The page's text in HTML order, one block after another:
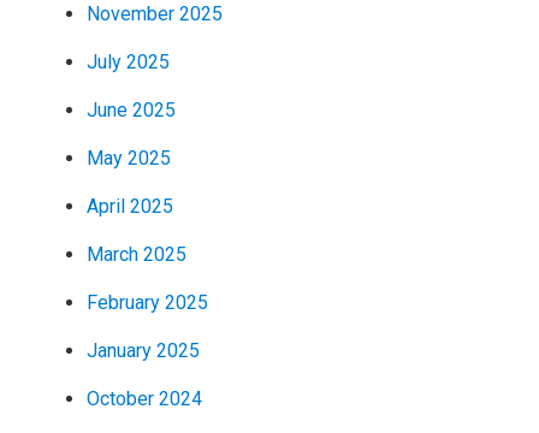
November 2025
July 2025
June 2025
May 2025
April 2025
March 2025
February 2025
January 2025
October 2024